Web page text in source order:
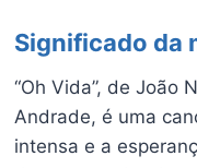
Significado da
“Oh Vida”, de João
Andrade, é uma
intensa e a